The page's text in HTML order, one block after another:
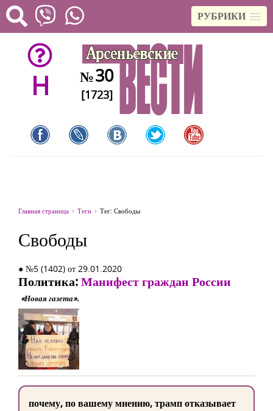
РУБРИКИ
H №30
[1723]
Главная страница Теги Тег: Свободы
Свободы
● №5 (1402) от 29.01.2020
Политика:Манифест граждан России
«Новая газета».
почему, по вашему мнению, трамп отказывает